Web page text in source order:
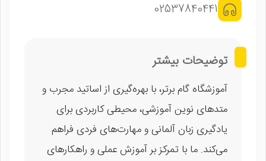
02537840441
توضیحات بیشتر
آموزشگاه گام برتر، با بهره‌گیری از اساتید مجرب و
متدهای نوین آموزشی، محیطی کاربردی برای
یادگیری زبان آلمانی و مهارت‌های فردی فراهم
می‌کند. ما با تمرکز بر آموزش عملی و راهکارهای